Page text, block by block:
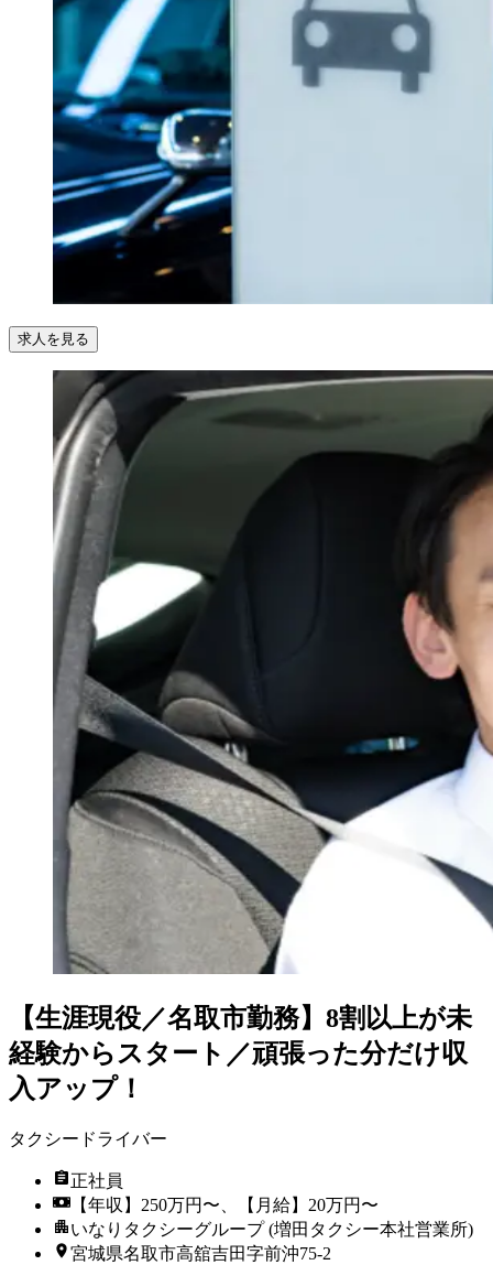
求人を見る
【生涯現役／名取市勤務】8割以上が未
経験からスタート／頑張った分だけ収
入アップ！
タクシードライバー
正社員
【年収】250万円〜、【月給】20万円〜
いなりタクシーグループ (増田タクシー本社営業所)
宮城県名取市高舘吉田字前沖75-2